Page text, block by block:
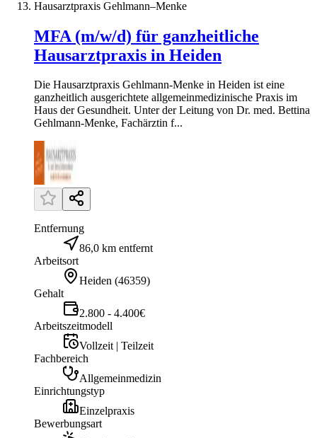
Hausarztpraxis Gehlmann–Menke
MFA (m/w/d) für ganzheitliche
Hausarztpraxis in Heiden
Die Hausarztpraxis Gehlmann-Menke in Heiden ist eine
ganzheitlich ausgerichtete allgemeinmedizinische Praxis im
Haus der Gesundheit. Unter der Leitung von Dr. med. Bettina
Gehlmann-Menke, Fachärztin f...
Entfernung
86,0 km entfernt
Arbeitsort
Heiden (46359)
Gehalt
2.800 - 4.400€
Arbeitszeitmodell
Vollzeit | Teilzeit
Fachbereich
Allgemeinmedizin
Einrichtungstyp
Einzelpraxis
Bewerbungsart